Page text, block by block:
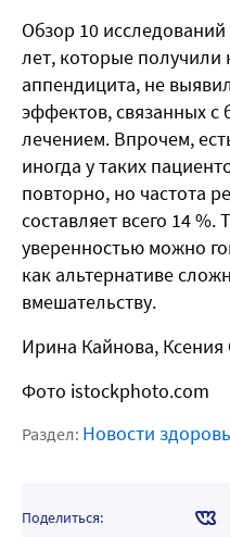
Обзор 10
лет, которые получили
аппендицита, не
эффектов, связанных
лечением. Впрочем,
иногда у таких
повторно, но частота
составляет всего 14 %.
уверенностью можно
как альтернативе
вмешательству.
Ирина Кайнова,
Фото istockphoto.com
Раздел: Новости
Поделиться: